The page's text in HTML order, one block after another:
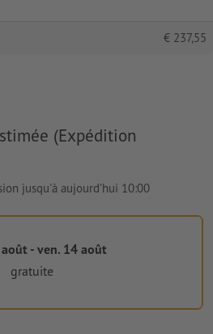
€ 237,55
(Expédition
jusqu'à aujourd’hui 10:00
- ven. 14 août
gratuite